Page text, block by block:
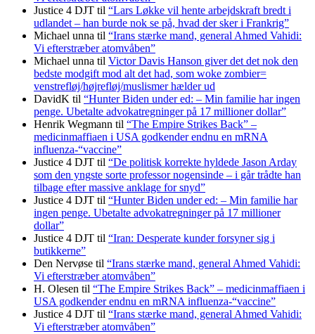
Justice 4 DJT til “Lars Løkke vil hente arbejdskraft bredt i
udlandet – han burde nok se på, hvad der sker i Frankrig”
Michael unna til “Irans stærke mand, general Ahmed Vahidi:
Vi efterstræber atomvåben”
Michael unna til Victor Davis Hanson giver det det nok den
bedste modgift mod alt det had, som woke zombier=
venstrefløj/højrefløj/muslismer hælder ud
DavidK til “Hunter Biden under ed: – Min familie har ingen
penge. Ubetalte advokat­regninger på 17 millioner dollar”
Henrik Wegmann til “The Empire Strikes Back” –
medicinmaffiaen i USA godkender endnu en mRNA
influenza-“vaccine”
Justice 4 DJT til “De politisk korrekte hyldede Jason Arday
som den yngste sorte professor nogensinde – i går trådte han
tilbage efter massive anklage for snyd”
Justice 4 DJT til “Hunter Biden under ed: – Min familie har
ingen penge. Ubetalte advokat­regninger på 17 millioner
dollar”
Justice 4 DJT til “Iran: Desperate kunder forsyner sig i
butikkerne”
Den Nervøse til “Irans stærke mand, general Ahmed Vahidi:
Vi efterstræber atomvåben”
H. Olesen til “The Empire Strikes Back” – medicinmaffiaen i
USA godkender endnu en mRNA influenza-“vaccine”
Justice 4 DJT til “Irans stærke mand, general Ahmed Vahidi:
Vi efterstræber atomvåben”